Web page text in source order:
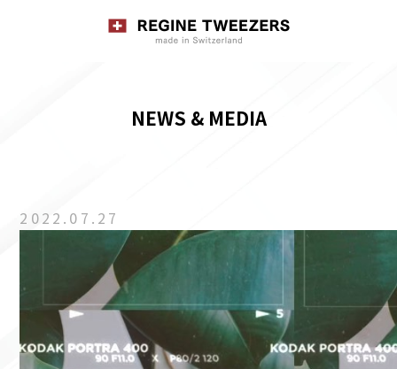
NEWS & MEDIA
2022.07.27
プ
レ
ー